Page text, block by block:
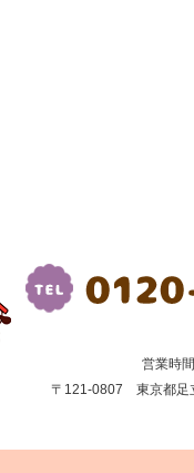
営業時
〒121-0807 東京都足